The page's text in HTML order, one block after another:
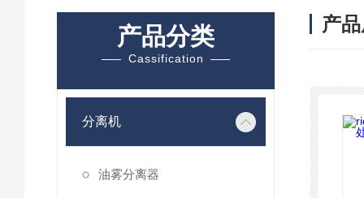
产品分类
Cassification
分离机
油雾分离器
产